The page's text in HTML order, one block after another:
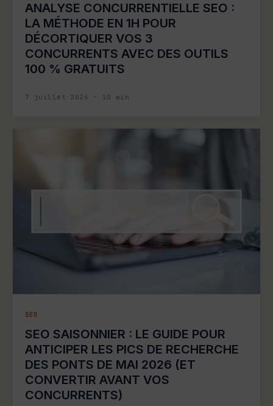
ANALYSE CONCURRENTIELLE SEO :
LA MÉTHODE EN 1H POUR
DÉCORTIQUER VOS 3
CONCURRENTS AVEC DES OUTILS
100 % GRATUITS
7 juillet 2026 · 10 min
SEO
SEO SAISONNIER : LE GUIDE POUR
ANTICIPER LES PICS DE RECHERCHE
DES PONTS DE MAI 2026 (ET
CONVERTIR AVANT VOS
CONCURRENTS)